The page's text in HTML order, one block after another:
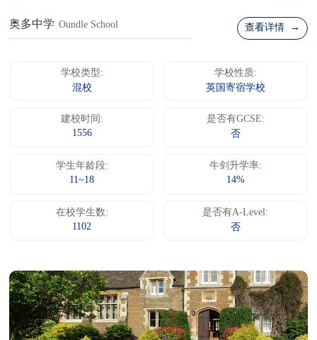
奥多中学 Oundle School 查看详情 →
学校类型:
混校
学校性质:
英国寄宿学校
建校时间:
1556
是否有GCSE:
否
学生年龄段:
11~18
牛剑升学率:
14%
在校学生数:
1102
是否有A-Level:
否